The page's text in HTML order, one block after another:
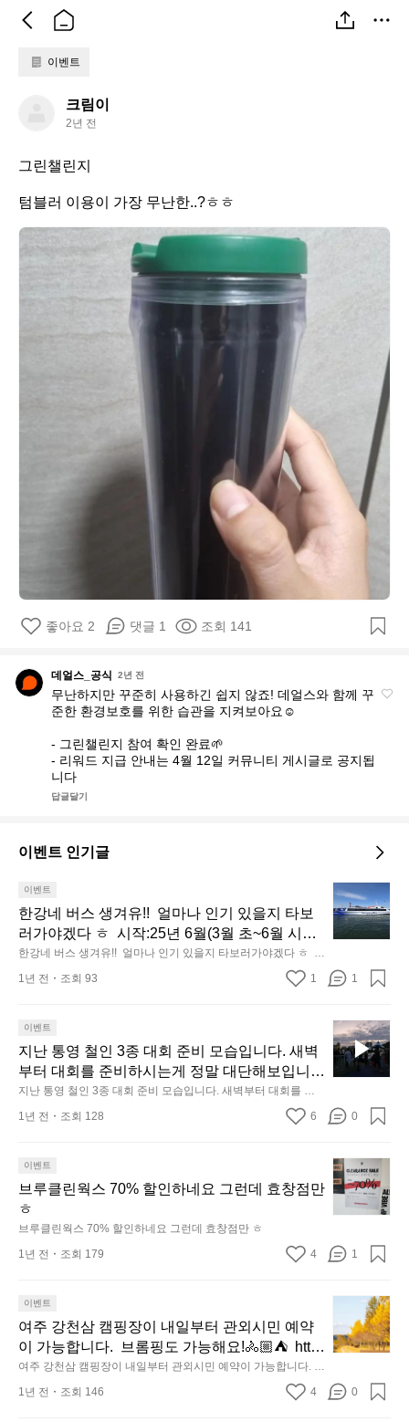
이벤트
크림이
2년 전
그린챌린지
텀블러 이용이 가장 무난한..?ㅎㅎ
크
림
좋아요 2 댓글 1 조회 141
데
얼
데얼스_공식 2년 전
무난하지만 꾸준히 사용하긴 쉽지 않죠! 데얼스와 함께 꾸
준한 환경보호를 위한 습관을 지켜보아요☺️
- 그린챌린지 참여 확인 완료🌱
- 리워드 지급 안내는 4월 12일 커뮤니티 게시글로 공지됩
니다
답글달기
이벤트 인기글
이벤트
한강네 버스 생겨유!!  얼마나 인기 있을지 타보
러가야겠다 ㅎ  시작:25년 6월(3월 초~6월 시범
운행) 요금:편도 3000원 도입: 총 12척 (예비2척)
선착장7곳: (마곡·망원·여의도·압구정·옥수·뚝섬
한강네 버스 생겨유!!  얼마나 인기 있을지 타보러가야겠다 ㅎ  시
작:25년 6월(3월 초~6월 시범운행) 요금:편도 3000원 도입: 총 1
2척 (예비2척) 선착장7곳: (마곡·망원·여의도·압구정·옥수·뚝섬·
한
강
네
스
생
유!!
얼
마
기
을
지
타
보
가
겠
ㅎ
시
2
5
1년 전 조회 93 1 1
이벤트
지난 통영 철인 3종 대회 준비 모습입니다. 새벽
부터 대회를 준비하시는게 정말 대단해보입니
다. 인정! 다음에는 도전해볼께요? ㅎ
지난 통영 철인 3종 대회 준비 모습입니다. 새벽부터 대회를 준
비하시는게 정말 대단해보입니다. 인정! 다음에는 도전해볼께
요? ㅎ
지
난
통
철
인
종
대
회
준
모
입
다.
새
부
1년 전 조회 128 6 0
이벤트
브루클린웍스 70% 할인하네요 그런데 효창점만
ㅎ
브루클린웍스 70% 할인하네요 그런데 효창점만 ㅎ
브
루
클
웍
스
0%
인
하
요
1년 전 조회 179 4 1
이벤트
여주 강천삼 캠핑장이 내일부터 관외시민 예약
이 가능합니다.  브롬핑도 가능해요!🚴🏼⛺️  http
s://camp.yjcf.or.kr/gangcheon/camping/Y35294
962?gateToken=eyJhbGciOiJIUzI1NiIsInR5cCI
여주 강천삼 캠핑장이 내일부터 관외시민 예약이 가능합니다.
브롬핑도 가능해요!🚴🏼⛺️  https://camp.yjcf.or.kr/gangcheon/c
amping/Y35294962?gateToken=eyJhbGciOiJIUzI1NiIsInR5c
주
강
삼
캠
1년 전 조회 146 4 0